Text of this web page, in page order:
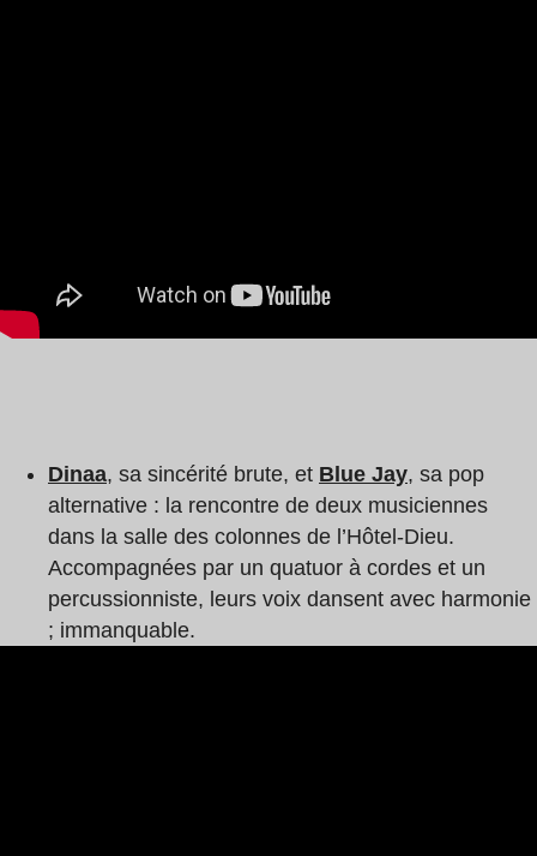
Dinaa, sa sincérité brute, et Blue Jay, sa pop
alternative : la rencontre de deux musiciennes
dans la salle des colonnes de l’Hôtel-Dieu.
Accompagnées par un quatuor à cordes et un
percussionniste, leurs voix dansent avec harmonie
; immanquable.